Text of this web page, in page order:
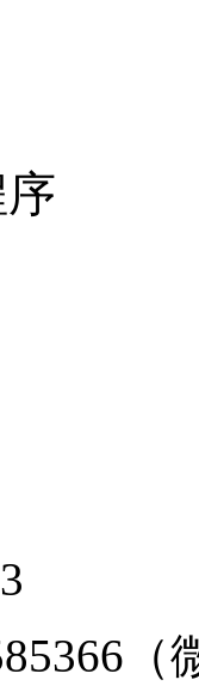
（